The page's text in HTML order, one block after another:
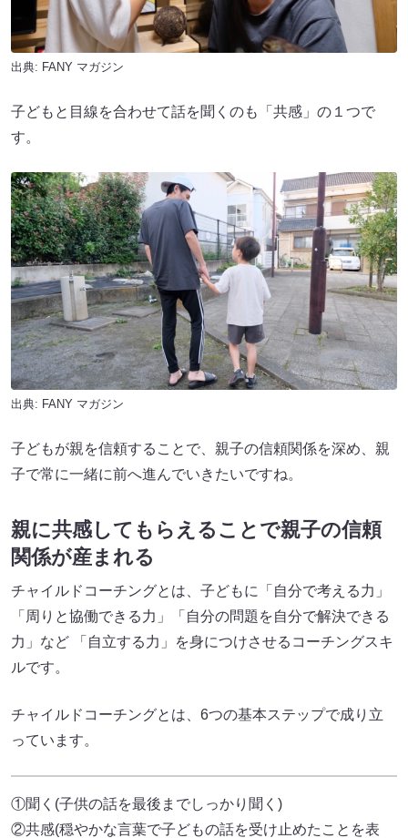
出典: FANY マガジン
子どもと目線を合わせて話を聞くのも「共感」の１つで
す。
出典: FANY マガジン
子どもが親を信頼することで、親子の信頼関係を深め、親
子で常に一緒に前へ進んでいきたいですね。
親に共感してもらえることで親子の信頼
関係が産まれる
チャイルドコーチングとは、子どもに「自分で考える力」
「周りと協働できる力」「自分の問題を自分で解決できる
力」など 「自立する力」を身につけさせるコーチングスキ
ルです。
チャイルドコーチングとは、6つの基本ステップで成り立
っています。
①聞く(子供の話を最後までしっかり聞く)
②共感(穏やかな言葉で子どもの話を受け止めたことを表